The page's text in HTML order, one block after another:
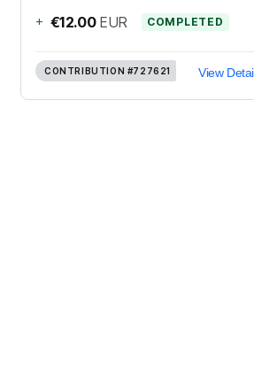
+ €12.00 EUR COMPLETED
CONTRIBUTION #727621 View